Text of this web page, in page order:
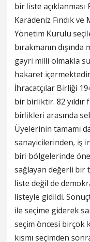
bir liste
Karadeniz Fındık ve
Yönetim Kurulu
bırakmanın
gayri milli olmakla
hakaret
İhracatçılar Birliği
bir birliktir. 82 yıldır
birlikleri arasında
Üyelerinin tamamı
sanayicilerinden, iş
biri bölgelerinde
sağlayan değerli bir
liste değil de
listeyle gidildi.
ile seçime giderek
seçim öncesi birçok
kısmı seçimden